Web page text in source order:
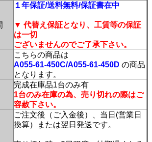
１年保証/送料無料/保証書在中
▼ 代替え保証となり、工賃等の保証
は一切
ございませんのでご了承下さい。
こちらの商品は
A055-61-450C/A055-61-450D の商品
となります。
完成在庫品1台のみ有
1台のみ在庫の為、売り切れの際はご
容赦下さい。
ご注文後（ご入金後）、当日(営業日
換算）または翌日発送です。